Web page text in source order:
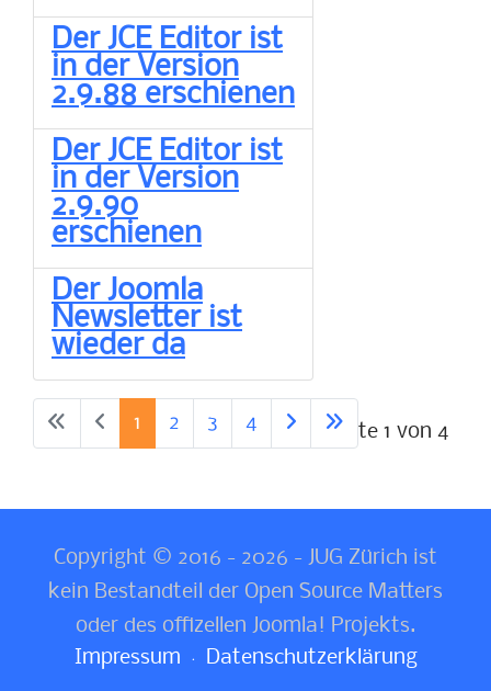
Der JCE Editor ist
in der Version
2.9.88 erschienen
Der JCE Editor ist
in der Version
2.9.90
erschienen
Der Joomla
Newsletter ist
wieder da
Seite 1 von 4
1 2 3 4
Copyright © 2016 - 2026 - JUG Zürich ist
kein Bestandteil der Open Source Matters
oder des offizellen Joomla! Projekts.
Impressum
Datenschutzerklärung